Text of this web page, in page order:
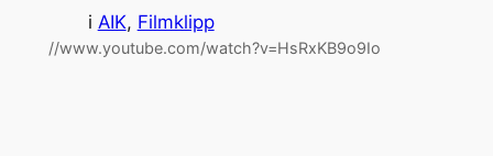
i AIK, Filmklipp
//www.youtube.com/watch?v=HsRxKB9o9Io